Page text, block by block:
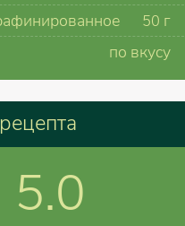
50 г
по вкусу
5.0